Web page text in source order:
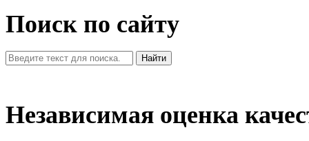
Поиск по сайту
Найти
Независимая оценка